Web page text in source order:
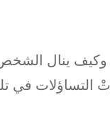
وكيف ينال
التساؤلات في